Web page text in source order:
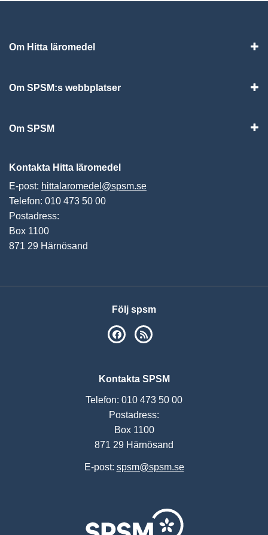
Om Hitta läromedel
Om SPSM:s webbplatser
Om SPSM
Kontakta Hitta läromedel
E-post: hittalaromedel@spsm.se
Telefon: 010 473 50 00
Postadress:
Box 1100
871 29 Härnösand
Följ spsm
SPSM på Facebook
Kontakta SPSM
Telefon: 010 473 50 00
Postadress:
Box 1100
871 29 Härnösand
E-post: spsm@spsm.se